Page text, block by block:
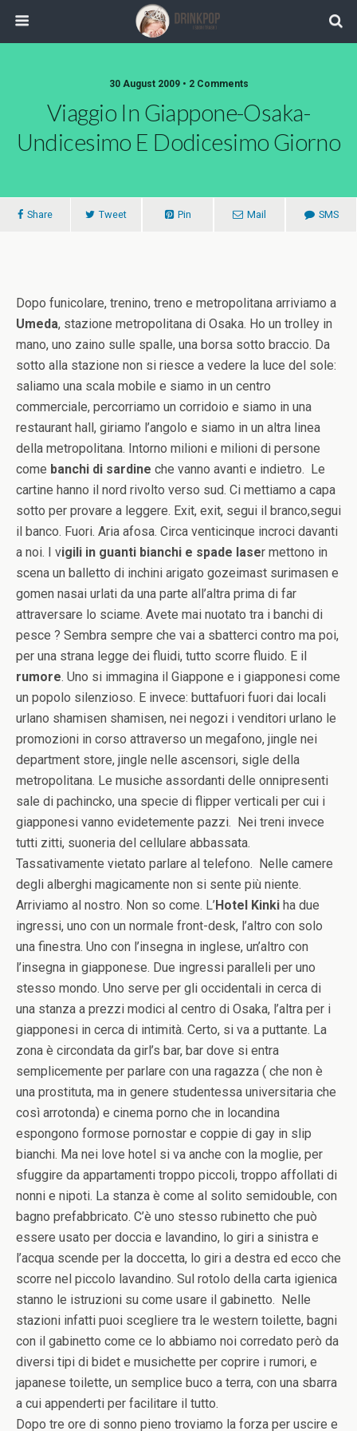
30 August 2009 • 2 Comments
Viaggio In Giappone-Osaka-
Undicesimo E Dodicesimo Giorno
Share Tweet Pin Mail SMS
Dopo funicolare, trenino, treno e metropolitana arriviamo a
Umeda, stazione metropolitana di Osaka. Ho un trolley in
mano, uno zaino sulle spalle, una borsa sotto braccio. Da
sotto alla stazione non si riesce a vedere la luce del sole:
saliamo una scala mobile e siamo in un centro
commerciale, percorriamo un corridoio e siamo in una
restaurant hall, giriamo l’angolo e siamo in un altra linea
della metropolitana. Intorno milioni e milioni di persone
come banchi di sardine che vanno avanti e indietro. Le
cartine hanno il nord rivolto verso sud. Ci mettiamo a capa
sotto per provare a leggere. Exit, exit, segui il branco,segui
il banco. Fuori. Aria afosa. Circa venticinque incroci davanti
a noi. I vigili in guanti bianchi e spade laser mettono in
scena un balletto di inchini arigato gozeimast surimasen e
gomen nasai urlati da una parte all’altra prima di far
attraversare lo sciame. Avete mai nuotato tra i banchi di
pesce ? Sembra sempre che vai a sbatterci contro ma poi,
per una strana legge dei fluidi, tutto scorre fluido. E il
rumore. Uno si immagina il Giappone e i giapponesi come
un popolo silenzioso. E invece: buttafuori fuori dai locali
urlano shamisen shamisen, nei negozi i venditori urlano le
promozioni in corso attraverso un megafono, jingle nei
department store, jingle nelle ascensori, sigle della
metropolitana. Le musiche assordanti delle onnipresenti
sale di pachincko, una specie di flipper verticali per cui i
giapponesi vanno evidetemente pazzi. Nei treni invece
tutti zitti, suoneria del cellulare abbassata.
Tassativamente vietato parlare al telefono. Nelle camere
degli alberghi magicamente non si sente più niente.
Arriviamo al nostro. Non so come. L’Hotel Kinki ha due
ingressi, uno con un normale front-desk, l’altro con solo
una finestra. Uno con l’insegna in inglese, un’altro con
l’insegna in giapponese. Due ingressi paralleli per uno
stesso mondo. Uno serve per gli occidentali in cerca di
una stanza a prezzi modici al centro di Osaka, l’altra per i
giapponesi in cerca di intimità. Certo, si va a puttante. La
zona è circondata da girl’s bar, bar dove si entra
semplicemente per parlare con una ragazza ( che non è
una prostituta, ma in genere studentessa universitaria che
così arrotonda) e cinema porno che in locandina
espongono formose pornostar e coppie di gay in slip
bianchi. Ma nei love hotel si va anche con la moglie, per
sfuggire da appartamenti troppo piccoli, troppo affollati di
nonni e nipoti. La stanza è come al solito semidouble, con
bagno prefabbricato. C’è uno stesso rubinetto che può
essere usato per doccia e lavandino, lo giri a sinistra e
l’acqua scende per la doccetta, lo giri a destra ed ecco che
scorre nel piccolo lavandino. Sul rotolo della carta igienica
stanno le istruzioni su come usare il gabinetto. Nelle
stazioni infatti puoi scegliere tra le western toilette, bagni
con il gabinetto come ce lo abbiamo noi corredato però da
diversi tipi di bidet e musichette per coprire i rumori, e
japanese toilette, un semplice buco a terra, con una sbarra
a cui appenderti per facilitare il tutto.
Dopo tre ore di sonno pieno troviamo la forza per uscire e